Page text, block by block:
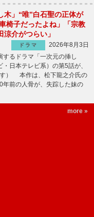
木」“唯”白石聖の正体が
椅子だったよね」「宗教
涼介がつらい」
ドラマ
2026年8月3日
るドラマ「一次元の挿し
・日本テレビ系）の第5話が、
す） 本作は、松下龍之介氏の
年前の人骨が、失踪した妹の
more »